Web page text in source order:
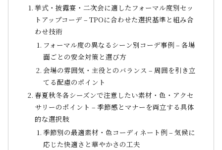
挙式・披露宴・二次会に適したフォーマル度別セッ
トアップコーデ – TPOに合わせた選択基準と組み合
わせ技術
フォーマル度の異なるシーン別コーデ事例 – 各場
面ごとの安全対策と選び方
会場の雰囲気・主役とのバランス – 周囲を引き立
てる配慮のポイント
春夏秋冬各シーズンで注意したい素材・色・アクセ
サリーのポイント – 季節感とマナーを両立する具体
的な選択肢
季節別の最適素材・色コーディネート例 – 気候に
応じた快適さと華やかさの工夫